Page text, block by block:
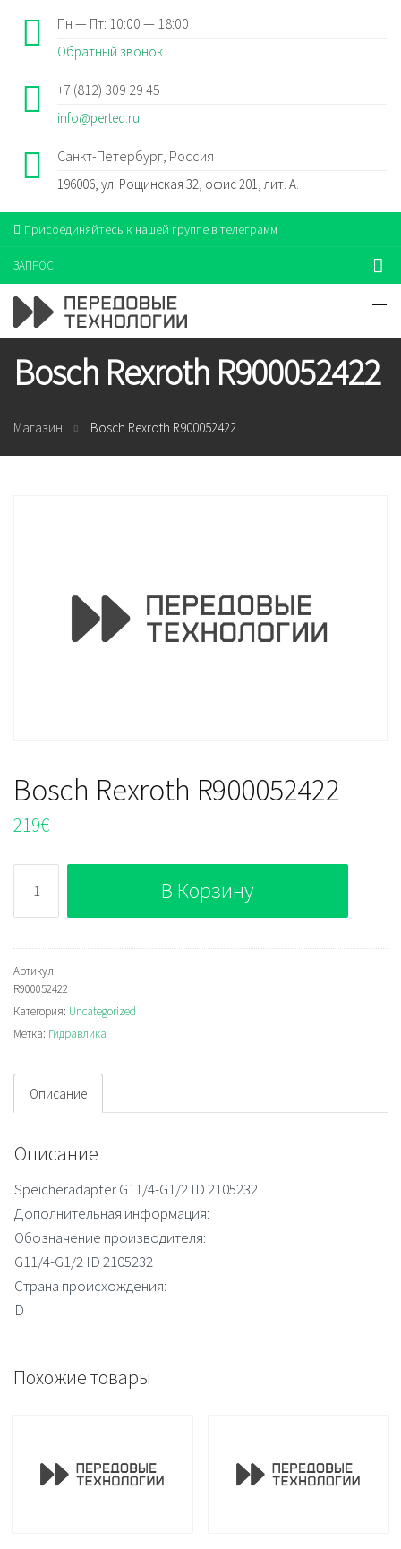
Пн — Пт: 10:00 — 18:00
Обратный звонок
+7 (812) 309 29 45
info@perteq.ru
Санкт-Петербург, Россия
196006, ул. Рощинская 32, офис 201, лит. А.
Присоединяйтесь к нашей группе в телеграмм
ЗАПРОС
Bosch Rexroth R900052422
Магазин Bosch Rexroth R900052422
Bosch Rexroth R900052422
219€
Bosch
Rexroth
R900052422
В Корзину
Артикул:
R900052422
Категория: Uncategorized
Метка: Гидравлика
Описание
Описание
Speicheradapter G11/4-G1/2 ID 2105232
Дополнительная информация:
Обозначение производителя:
G11/4-G1/2 ID 2105232
Страна происхождения:
D
Похожие товары